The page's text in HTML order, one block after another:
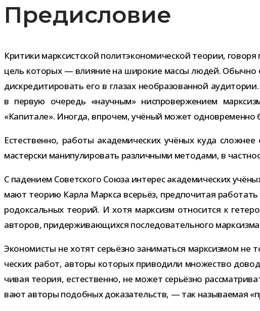
Предисловие
Критики марк­сист­ской полит­эко­но­ми­че­ской тео­рии,
цель кото­рых — вли­я­ние на широ­кие массы людей. Обычно
дис­кре­ди­ти­ро­вать его в гла­зах необ­ра­зо­ван­ной
в первую оче­редь «науч­ным» нис­про­вер­же­нием
«Капитале». Иногда, впро­чем, учё­ный может одно­вре­менно
Естественно, работы ака­де­ми­че­ских учё­ных куда
мастер­ски мани­пу­ли­ро­вать раз­лич­ными мето­дами, в
С паде­нием Советского Союза инте­рес ака­де­ми­че­ских
мают тео­рию Карла Маркса все­рьёз, пред­по­чи­тая
ро­док­саль­ных тео­рий. И хотя марк­сизм отно­сится к
авто­ров, при­дер­жи­ва­ю­щихся после­до­ва­тель­ного
Экономисты не хотят серьёзно зани­маться марк­сиз­мом не
че­ских работ, авторы кото­рых при­во­дили мно­же­ство
чи­вая тео­рия, есте­ственно, не может серьёзно
вают авторы подоб­ных дока­за­тельств, — так назы­ва­е­мая